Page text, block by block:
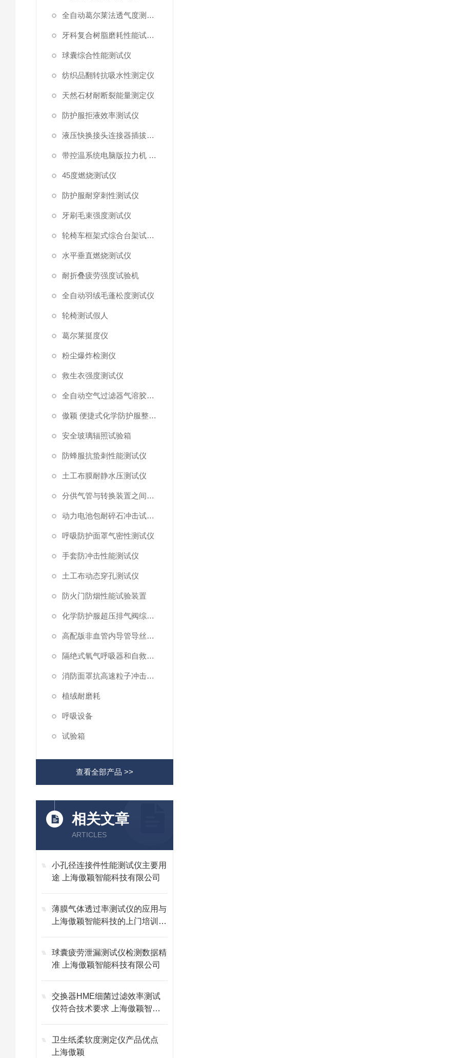
全自动葛尔莱法透气度测试仪
牙科复合树脂磨耗性能试验仪
球囊综合性能测试仪
纺织品翻转抗吸水性测定仪
天然石材耐断裂能量测定仪
防护服拒液效率测试仪
液压快换接头连接器插拔泄漏测试仪
带控温系统电脑版拉力机 统电脑版拉力机
45度燃烧测试仪
防护服耐穿刺性测试仪
牙刷毛束强度测试仪
轮椅车框架式综合台架试验机
水平垂直燃烧测试仪
耐折叠疲劳强度试验机
全自动羽绒毛蓬松度测试仪
轮椅测试假人
葛尔莱挺度仪
粉尘爆炸检测仪
救生衣强度测试仪
全自动空气过滤器气溶胶细菌截留测试仪
傲颖 便捷式化学防护服整体气密性测试仪
安全玻璃辐照试验箱
防蜂服抗蛰刺性能测试仪
土工布膜耐静水压测试仪
分供气管与转换装置之间连接强度试验机
动力电池包耐碎石冲击试验机
呼吸防护面罩气密性测试仪
手套防冲击性能测试仪
土工布动态穿孔测试仪
防火门防烟性能试验装置
化学防护服超压排气阀综合性测试仪
高配版非血管内导管导丝滑动性能测试仪
隔绝式氧气呼吸器和自救器二氧化碳吸收率及水分含量测试仪
消防面罩抗高速粒子冲击试验机
植绒耐磨耗
呼吸设备
试验箱
查看全部产品 >>
相关文章
ARTICLES
小孔径连接件性能测试仪主要用
途 上海傲颖智能科技有限公司
薄膜气体透过率测试仪的应用与
上海傲颖智能科技的上门培训服
球囊疲劳泄漏测试仪检测数据精
准 上海傲颖智能科技有限公司
交换器HME细菌过滤效率测试
仪符合技术要求 上海傲颖智能
卫生纸柔软度测定仪产品优点
上海傲颖